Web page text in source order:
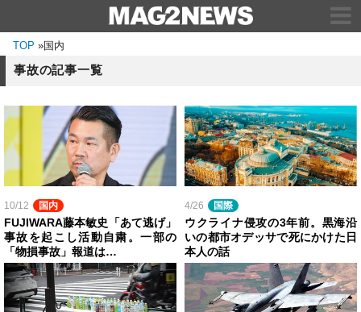
TOP »国内
事故の記事一覧
10/12 国内
FUJIWARA藤本敏史「あて逃げ」
事故を起こし活動自粛。一部の
「物損事故」報道は…
4/26 国際
ウクライナ侵攻の3年前。黒海沿
いの都市オデッサで死にかけた日
本人の話